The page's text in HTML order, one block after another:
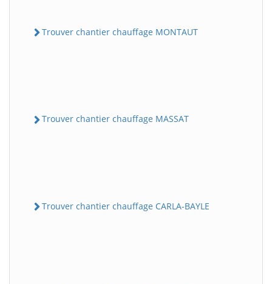
Trouver chantier chauffage MONTAUT
Trouver chantier chauffage MASSAT
Trouver chantier chauffage CARLA-BAYLE